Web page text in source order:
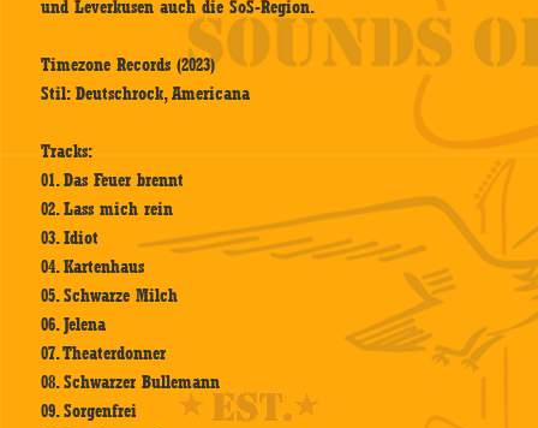
und Leverkusen auch die SoS-Region.
Timezone Records (2023)
Stil: Deutschrock, Americana
Tracks:
01. Das Feuer brennt
02. Lass mich rein
03. Idiot
04. Kartenhaus
05. Schwarze Milch
06. Jelena
07. Theaterdonner
08. Schwarzer Bullemann
09. Sorgenfrei